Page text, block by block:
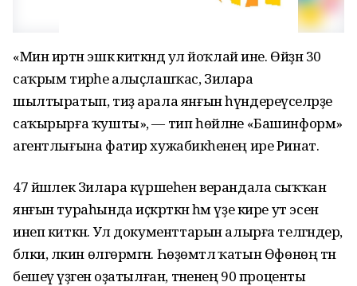
«Мин иртән эшкә киткәндә ул йоҡлай ине. Өйҙән 30
саҡрым тирәһе алыҫлашҡас, Зилара
шылтыратып, тиҙ арала янғын һүндереүселәрҙе
саҡырырға ҡушты», — тип һөйләне «Башинформ»
агентлығына фатир хужабикәһенең ире Ринат.
47 йәшлек Зилара күршеһен верандала сыҡҡан
янғын тураһында иҫкәрткән һәм үҙе кире ут эсенә
инеп киткән. Ул документтарын алырға теләгәндер,
бәлки, ләкин өлгөрмәгән. Һөҙөмтәлә ҡатын Өфөнөң тән
бешеү үҙәгенә оҙатылған, тәненең 90 проценты